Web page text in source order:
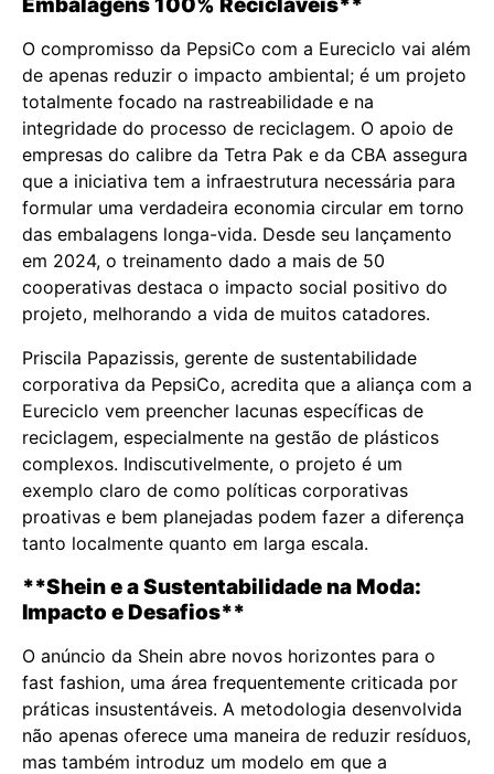
O compromisso da PepsiCo com a Eureciclo vai além
de apenas reduzir o impacto ambiental; é um projeto
totalmente focado na rastreabilidade e na
integridade do processo de reciclagem. O apoio de
empresas do calibre da Tetra Pak e da CBA assegura
que a iniciativa tem a infraestrutura necessária para
formular uma verdadeira economia circular em torno
das embalagens longa-vida. Desde seu lançamento
em 2024, o treinamento dado a mais de 50
cooperativas destaca o impacto social positivo do
projeto, melhorando a vida de muitos catadores.
Priscila Papazissis, gerente de sustentabilidade
corporativa da PepsiCo, acredita que a aliança com a
Eureciclo vem preencher lacunas específicas de
reciclagem, especialmente na gestão de plásticos
complexos. Indiscutivelmente, o projeto é um
exemplo claro de como políticas corporativas
proativas e bem planejadas podem fazer a diferença
tanto localmente quanto em larga escala.
**Shein e a Sustentabilidade na Moda:
Impacto e Desafios**
O anúncio da Shein abre novos horizontes para o
fast fashion, uma área frequentemente criticada por
práticas insustentáveis. A metodologia desenvolvida
não apenas oferece uma maneira de reduzir resíduos,
mas também introduz um modelo em que a